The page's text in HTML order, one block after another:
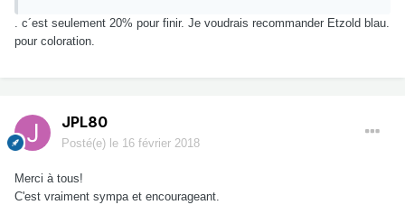
. c´est seulement 20% pour finir. Je voudrais recommander Etzold blau.
pour coloration.
JPL80
Posté(e) le 16 février 2018
Merci à tous!
C'est vraiment sympa et encourageant.